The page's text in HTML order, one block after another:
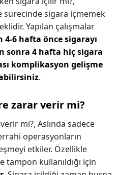
sürecinde sigara içmemek
Yapılan çalışmalar
6 hafta önce sigarayı
sonra 4 hafta hiç sigara
komplikasyon gelişme
.
zarar verir mi?
mi?, Aslında sadece
operasyonların
etkiler. Özellikle
tampon kullanıldığı için